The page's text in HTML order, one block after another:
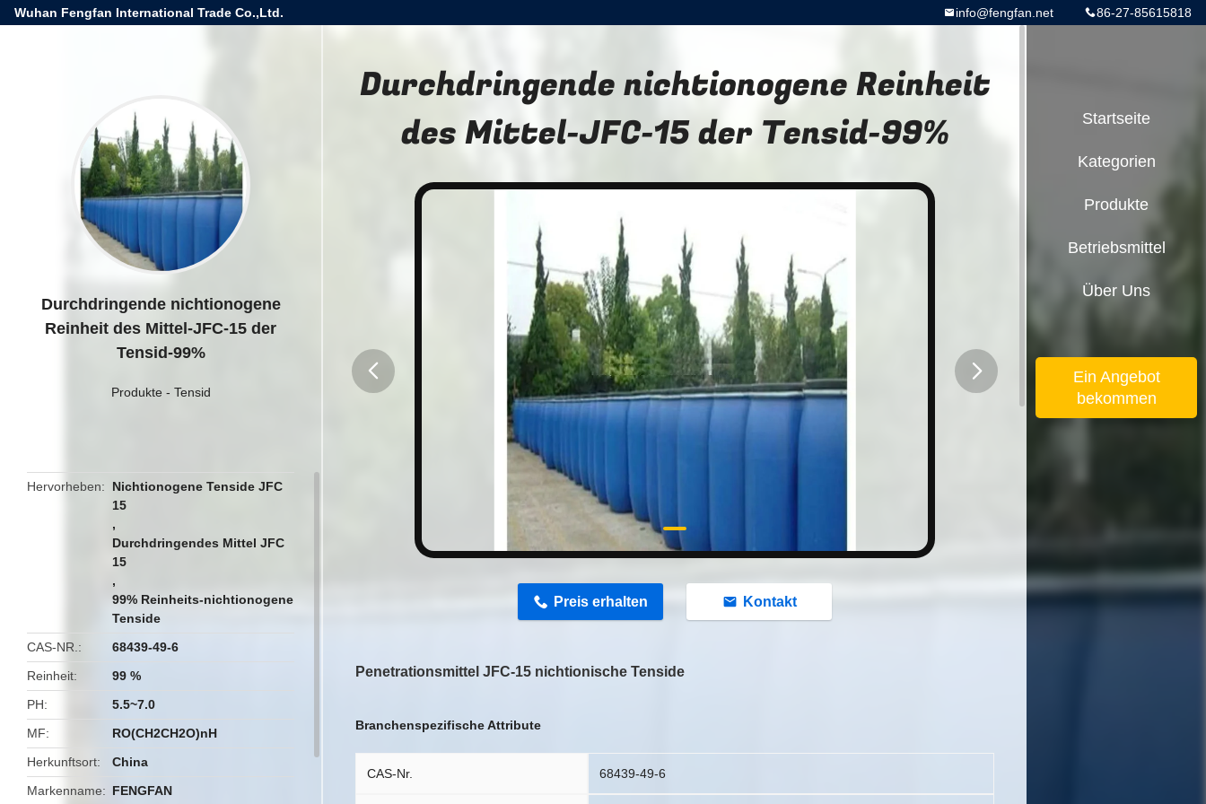
Wuhan Fengfan International Trade Co.,Ltd. 86-27-85615818
info@fengfan.net
Durchdringende nichtionogene
Reinheit des Mittel-JFC-15 der
Tensid-99%
Produkte - Tensid
Hervorheben
Nichtionogene Tenside JFC
15
,
Durchdringendes Mittel JFC
15
,
99% Reinheits-nichtionogene
Tenside
CAS-NR.
68439-49-6
Reinheit
99 %
PH
5.5~7.0
MF
RO(CH2CH2O)nH
Herkunftsort
China
Markenname
FENGFAN
Durchdringende nichtionogene Reinheit
des Mittel-JFC-15 der Tensid-99%
Preis erhalten Kontakt
Penetrationsmittel JFC-15 nichtionische Tenside
Branchenspezifische Attribute
CAS-Nr. 68439-49-6
Startseite
Kategorien
Produkte
Betriebsmittel
Über Uns
Ein Angebot
bekommen